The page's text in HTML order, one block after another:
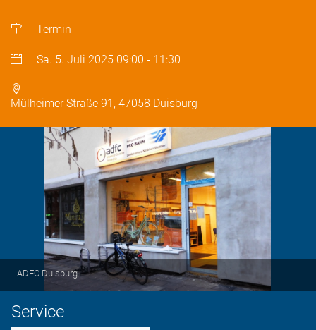
Termin
Sa. 5. Juli 2025 09:00 - 11:30
Mülheimer Straße 91, 47058 Duisburg
ADFC Duisburg
Service